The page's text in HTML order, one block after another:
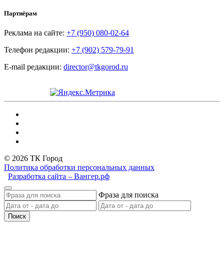
Партнёрам
Реклама на сайте: +7 (950) 080-02-64
Телефон редакции: +7 (902) 579-79-91
E-mail редакции: director@tkgorod.ru
© 2026 ТК Город
Политика обработки персональных данных
Разработка сайта – Вангер.рф
Фраза для поиска
Поиск